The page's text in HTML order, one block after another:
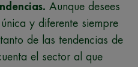
Aunque desees
y diferente siempre
de las tendencias de
el sector al que